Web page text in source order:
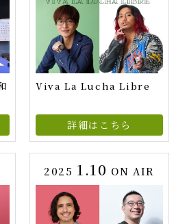
Viva La Lucha Libre
詳細はこちら
2025 1.10 ON AIR